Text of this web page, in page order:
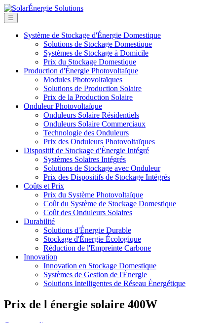
☰
Système de Stockage d'Énergie Domestique
Solutions de Stockage Domestique
Systèmes de Stockage à Domicile
Prix du Stockage Domestique
Production d'Énergie Photovoltaïque
Modules Photovoltaïques
Solutions de Production Solaire
Prix de la Production Solaire
Onduleur Photovoltaïque
Onduleurs Solaire Résidentiels
Onduleurs Solaire Commerciaux
Technologie des Onduleurs
Prix des Onduleurs Photovoltaïques
Dispositif de Stockage d'Énergie Intégré
Systèmes Solaires Intégrés
Solutions de Stockage avec Onduleur
Prix des Dispositifs de Stockage Intégrés
Coûts et Prix
Prix du Système Photovoltaïque
Coût du Système de Stockage Domestique
Coût des Onduleurs Solaires
Durabilité
Solutions d'Énergie Durable
Stockage d'Énergie Écologique
Réduction de l'Empreinte Carbone
Innovation
Innovation en Stockage Domestique
Systèmes de Gestion de l'Énergie
Solutions Intelligentes de Réseau Énergétique
Prix de l énergie solaire 400W